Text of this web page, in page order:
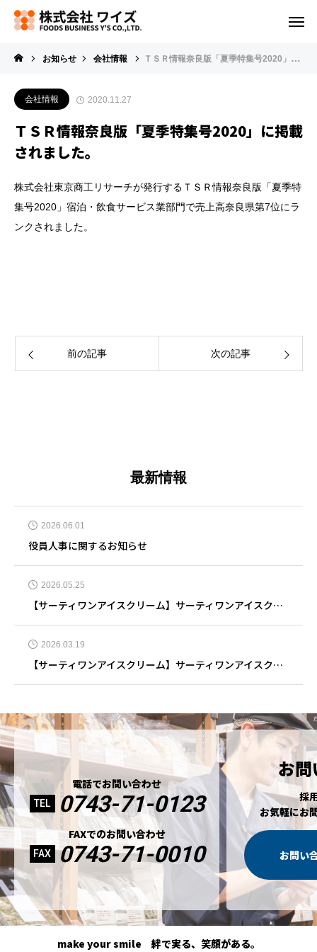
お知らせ 会社情報 ＴＳＲ情報奈良版「夏季特集号2020」に掲載されました。
会社情報 2020.11.27
ＴＳＲ情報奈良版「夏季特集号2020」に掲載
されました。
株式会社東京商工リサーチが発行するＴＳＲ情報奈良版「夏季特
集号2020」宿泊・飲食サービス業部門で売上高奈良県第7位にラ
ンクされました。
前の記事 次の記事
最新情報
2026.06.01
役員人事に関するお知らせ
2026.05.25
【サーティワンアイスクリーム】サーティワンアイスクリーム 奈良押熊店 5月25日リニューアルオープン
2026.03.19
【サーティワンアイスクリーム】サーティワンアイスクリーム イオンモール大垣店 3月19日リニューアルオープン
電話でお問い合わせ
TEL 0743-71-0123
FAXでのお問い合わせ
FAX 0743-71-0010
お
採
お気軽にお
お問い
make your smile 絆で実る、笑顔がある。